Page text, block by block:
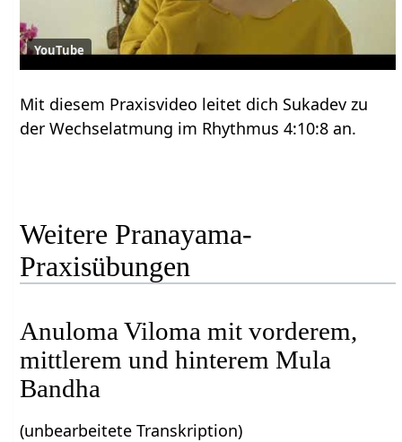
YouTube
Mit diesem Praxisvideo leitet dich Sukadev zu
der Wechselatmung im Rhythmus 4:10:8 an.
Weitere Pranayama-
Praxisübungen
Anuloma Viloma mit vorderem,
mittlerem und hinterem Mula
Bandha
(unbearbeitete Transkription)